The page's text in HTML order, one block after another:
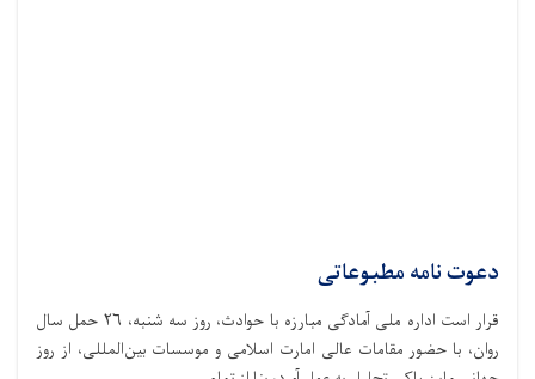
دعوت نامه مطبوعاتی
قرار است اداره ملی آمادگی مبارزه با حوادث،‌ روز سه شنبه، ۲۶ حمل سال
روان، با حضور مقامات عالی امارت اسلامی و موسسات بین‌المللی، از روز